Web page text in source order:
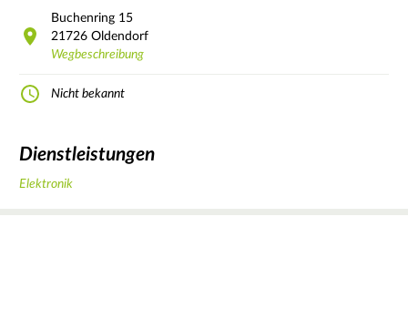
Buchenring 15
21726 Oldendorf
Wegbeschreibung
Nicht bekannt
Dienstleistungen
Elektronik